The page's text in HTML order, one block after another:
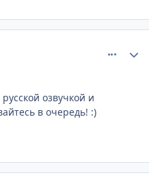
озвучкой и
в очередь! :)